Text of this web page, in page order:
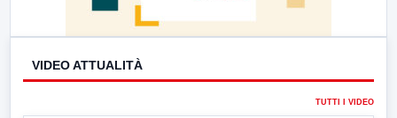
VIDEO ATTUALITÀ
TUTTI I VIDEO